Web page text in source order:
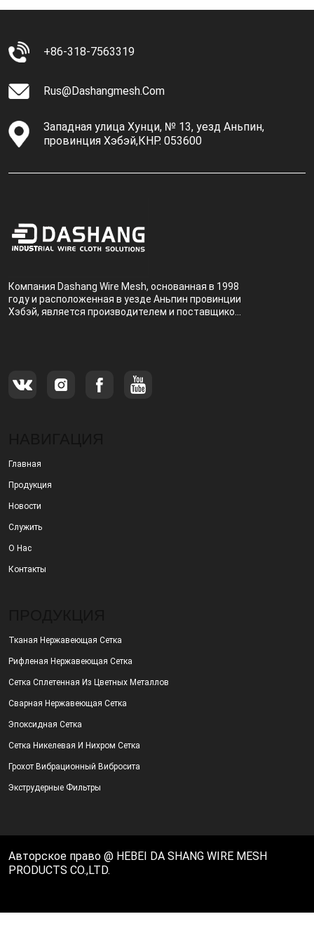
+86-318-7563319
Rus@dashangmesh.com
Западная улица Хунци, № 13, уезд Аньпин,
провинция Хэбэй,КНР. 053600
Компания Dashang Wire Mesh, основанная в 1998
году и расположенная в уезде Аньпин провинции
Хэбэй, является производителем и поставщиком,
Главная
Продукция
Новости
Служить
О Нас
Контакты
Тканая Нержавеющая Сетка
Рифленая Нержавеющая Сетка
Сетка Сплетенная Из Цветных Металлов
Сварная Нержавеющая Сетка
Эпоксидная Сетка
Сетка Никелевая И Нихром Сетка
Грохот Вибрационный Вибросита
Экструдерные Фильтры
Авторское право @ HEBEI DA SHANG WIRE MESH
PRODUCTS CO.,LTD.